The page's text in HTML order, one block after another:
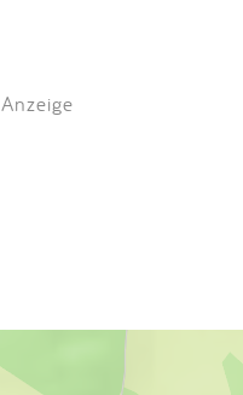
Anzeige